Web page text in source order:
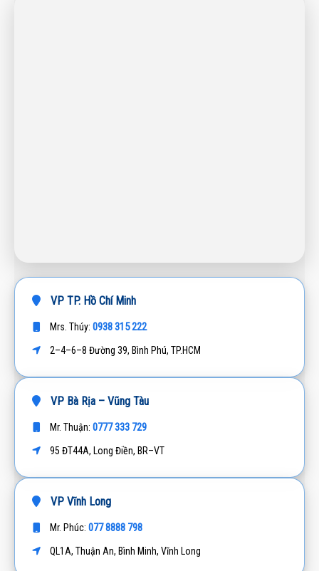
VP TP. Hồ Chí Minh
Mrs. Thúy: 0938 315 222
2–4–6–8 Đường 39, Bình Phú, TP.HCM
VP Bà Rịa – Vũng Tàu
Mr. Thuận: 0777 333 729
95 ĐT44A, Long Điền, BR–VT
VP Vĩnh Long
Mr. Phúc: 077 8888 798
QL1A, Thuận An, Bình Minh, Vĩnh Long